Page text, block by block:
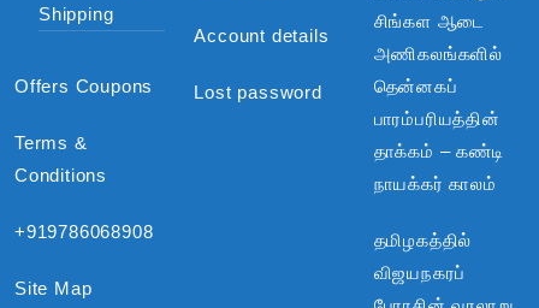
Shipping
Offers Coupons
Terms &
Conditions
+919786068908
Site Map
Account details
Lost password
சிங்கள ஆடை
அணிகலங்களில்
தென்னகப்
பாரம்பரியத்தின்
தாக்கம் – கண்டி
நாயக்கர் காலம்
தமிழகத்தில்
விஜயநகரப்